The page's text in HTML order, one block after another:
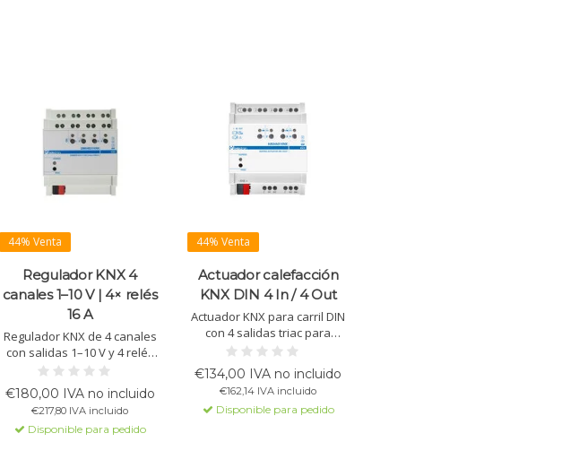
44% Venta
Regulador KNX 4
canales 1–10 V | 4× relés
16 A
Regulador KNX de 4 canales
con salidas 1–10 V y 4 relés
para balastos electrónicos.
Admite canal único, tunable
white, RGB y RGBW, con
escenas, lógica y funciones
de ahorro energético.
€180,00 IVA no incluido
€217,80 IVA incluido
Disponible para pedido
44% Venta
Actuador calefacción
KNX DIN 4 In / 4 Out
Actuador KNX para carril DIN
con 4 salidas triac para
válvulas termoeléctricas y 4
entradas configurables.
Admite control on/off, PWM y
de 3 puntos, con funciones
de termostato y lógica
€134,00 IVA no incluido
€162,14 IVA incluido
Disponible para pedido